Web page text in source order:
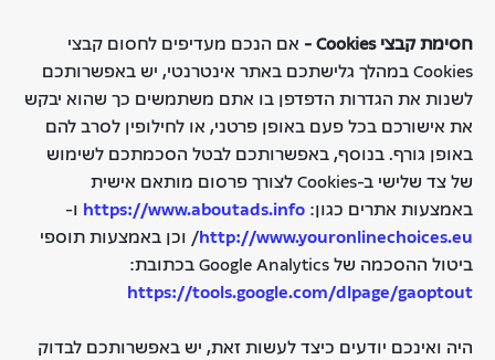
חסימת קבצי Cookies
- אם הנכם מעדיפים לחסום קבצי
Cookies במהלך גלישתכם באתר אינטרנטי, יש באפשרותכם
לשנות את הגדרות הדפדפן בו אתם משתמשים כך שהוא יבקש
את אישורכם בכל פעם באופן פרטני, או לחילופין לסרב להם
באופן גורף. בנוסף, באפשרותכם לבטל הסכמתכם לשימוש
של צד שלישי ב-Cookies לצורך פרסום מותאם אישית
באמצעות אתרים כגון: https://www.aboutads.info ו-
http://www.youronlinechoices.eu/ וכן באמצעות תוספי
ביטול ההסכמה של Google Analytics בכתובת:
https://tools.google.com/dlpage/gaoptout
היה ואינכם יודעים כיצד לעשות זאת, יש באפשרותכם לבדוק